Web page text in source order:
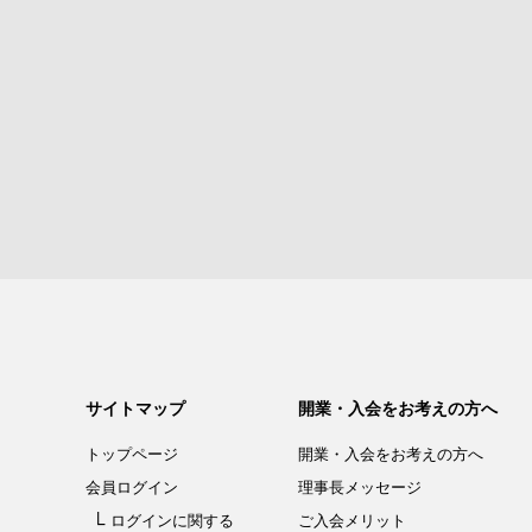
サイトマップ
トップページ
会員ログイン
ログインに関する
開業・入会をお考えの方へ
開業・入会をお考えの方へ
理事長メッセージ
ご入会メリット